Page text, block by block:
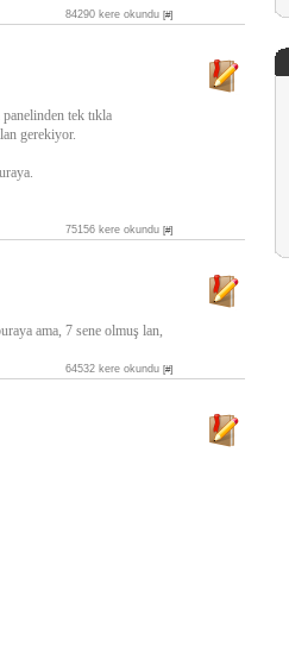
84290 kere okundu [#]
tek tıkla
gerekiyor.
75156 kere okundu [#]
ama, 7 sene olmuş lan,
64532 kere okundu [#]